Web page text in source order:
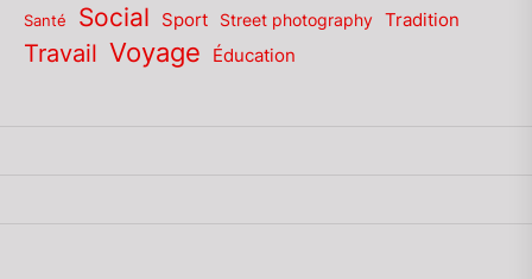
Santé Social Sport Street photography Tradition
Travail Voyage Éducation